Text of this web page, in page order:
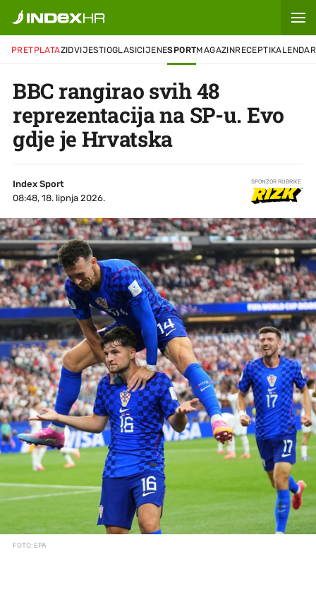
PRETPLATAZIDVIJESTIOGLASICIJENESPORTMAGAZINRECEPTIKALENDAR
BBC rangirao svih 48
reprezentacija na SP-u. Evo
gdje je Hrvatska
Index Sport
08:48, 18. lipnja 2026.
SPONZOR RUBRIKE
FOTO: EPA